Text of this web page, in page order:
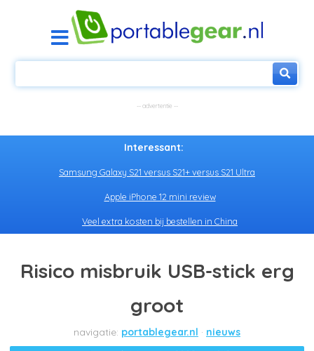
Interessant:
Samsung Galaxy S21 versus S21+ versus S21 Ultra
Apple iPhone 12 mini review
Veel extra kosten bij bestellen in China
Risico misbruik USB-stick erg
groot
portablegear.nl nieuws